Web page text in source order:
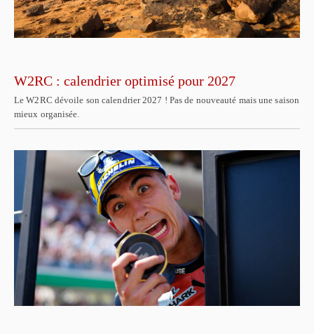
W2RC : calendrier optimisé pour 2027
Le W2RC dévoile son calendrier 2027 ! Pas de nouveauté mais une saison
mieux organisée.